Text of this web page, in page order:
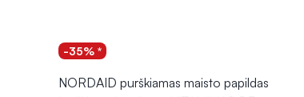
-35% *
NORDAID purškiamas maisto papildas